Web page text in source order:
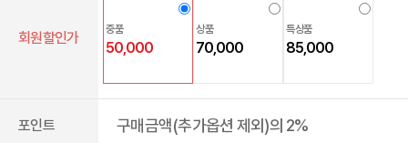
회원할인가
중품
50,000
상품
70,000
특상품
85,000
포인트 구매금액(추가옵션 제외)의 2%